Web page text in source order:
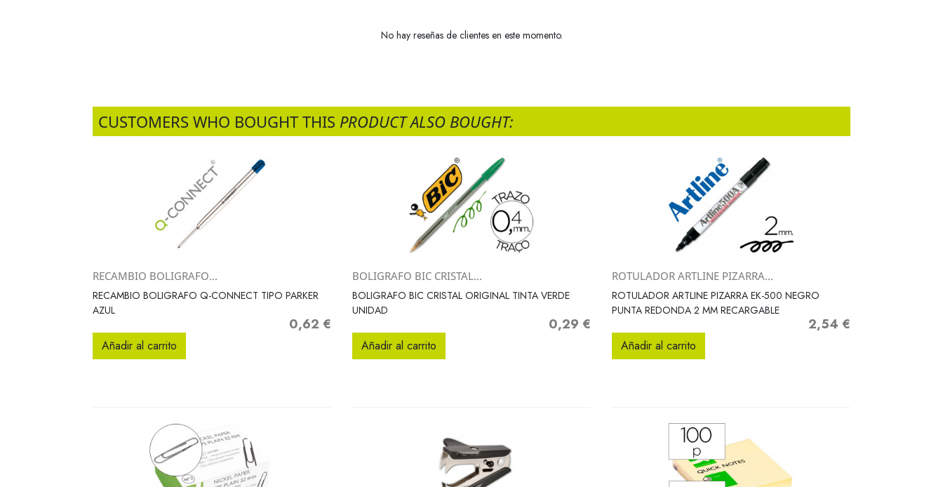
No hay reseñas de clientes en este momento.
CUSTOMERS WHO BOUGHT THIS PRODUCT ALSO BOUGHT:
Vista rápida
RECAMBIO BOLIGRAFO...
RECAMBIO BOLIGRAFO Q-CONNECT TIPO PARKER
AZUL
Precio
0,62 €
Añadir al carrito
Vista rápida
BOLIGRAFO BIC CRISTAL...
BOLIGRAFO BIC CRISTAL ORIGINAL TINTA VERDE
UNIDAD
Precio
0,29 €
Añadir al carrito
 Vista rápida
ROTULADOR ARTLINE PIZARRA...
ROTULADOR ARTLINE PIZARRA EK-500 NEGRO
PUNTA REDONDA 2 MM RECARGABLE
Precio
2,54 €
Añadir al carrito